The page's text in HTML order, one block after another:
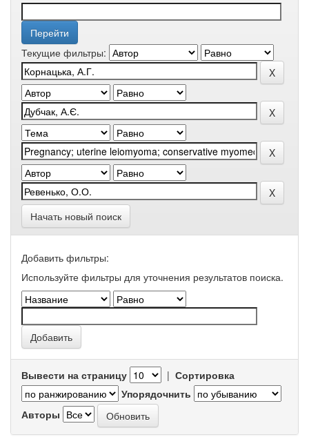
Текущие фильтры:
Начать новый поиск
Добавить фильтры:
Используйте фильтры для уточнения результатов поиска.
Вывести на страницу | Сортировка
Упорядочнить
Авторы